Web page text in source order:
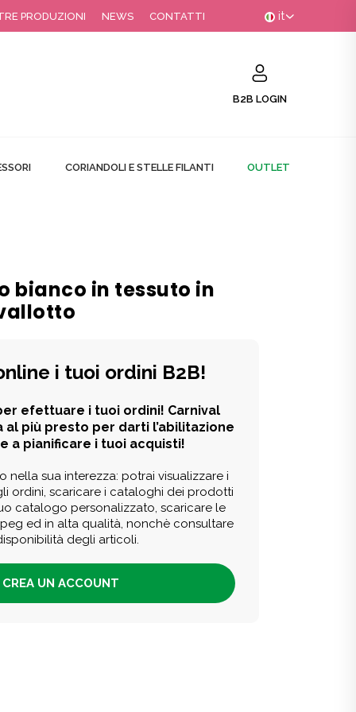
it
PRODUZIONI NEWS CONTATTI
B2B LOGIN
CORIANDOLI E STELLE FILANTI OUTLET
bianco in tessuto in
i tuoi ordini B2B!
efettuare i tuoi ordini! Carnival
più presto per darti l’abilitazione
a pianificare i tuoi acquisti!
nella sua interezza: potrai visualizzare i
ordini, scaricare i cataloghi dei prodotti
catalogo personalizzato, scaricare le
ed in alta qualità, nonchè consultare
degli articoli.
CREA UN ACCOUNT